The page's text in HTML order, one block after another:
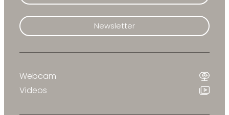
Newsletter
Webcam
Videos